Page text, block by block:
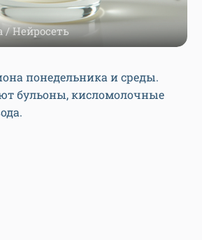
/ Нейросеть
понедельника и среды.
бульоны, кисломолочные